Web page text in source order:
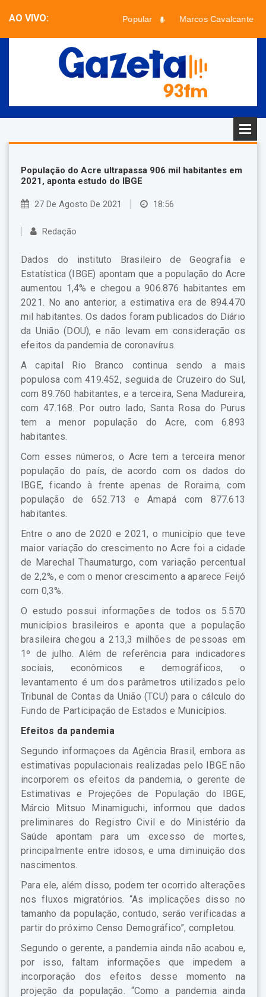
AO VIVO: Paradão Popular
Marcos Cavalcante
População do Acre ultrapassa 906 mil habitantes em
2021, aponta estudo do IBGE
27 De Agosto De 2021 18:56
Redação
Dados do instituto Brasileiro de Geografia e
Estatística (IBGE) apontam que a população do Acre
aumentou 1,4% e chegou a 906.876 habitantes em
2021. No ano anterior, a estimativa era de 894.470
mil habitantes. Os dados foram publicados do Diário
da União (DOU), e não levam em consideração os
efeitos da pandemia de coronavírus.
A capital Rio Branco continua sendo a mais
populosa com 419.452, seguida de Cruzeiro do Sul,
com 89.760 habitantes, e a terceira, Sena Madureira,
com 47.168. Por outro lado, Santa Rosa do Purus
tem a menor população do Acre, com 6.893
habitantes.
Com esses números, o Acre tem a terceira menor
população do país, de acordo com os dados do
IBGE, ficando à frente apenas de Roraima, com
população de 652.713 e Amapá com 877.613
habitantes.
Entre o ano de 2020 e 2021, o município que teve
maior variação do crescimento no Acre foi a cidade
de Marechal Thaumaturgo, com variação percentual
de 2,2%, e com o menor crescimento a aparece Feijó
com 0,3%.
O estudo possui informações de todos os 5.570
municípios brasileiros e aponta que a população
brasileira chegou a 213,3 milhões de pessoas em
1º de julho. Além de referência para indicadores
sociais, econômicos e demográficos, o
levantamento é um dos parâmetros utilizados pelo
Tribunal de Contas da União (TCU) para o cálculo do
Fundo de Participação de Estados e Municípios.
Efeitos da pandemia
Segundo informaçoes da Agência Brasil, embora as
estimativas populacionais realizadas pelo IBGE não
incorporem os efeitos da pandemia, o gerente de
Estimativas e Projeções de População do IBGE,
Márcio Mitsuo Minamiguchi, informou que dados
preliminares do Registro Civil e do Ministério da
Saúde apontam para um excesso de mortes,
principalmente entre idosos, e uma diminuição dos
nascimentos.
Para ele, além disso, podem ter ocorrido alterações
nos fluxos migratórios. “As implicações disso no
tamanho da população, contudo, serão verificadas a
partir do próximo Censo Demográfico”, completou.
Segundo o gerente, a pandemia ainda não acabou e,
por isso, faltam informações que impedem a
incorporação dos efeitos desse momento na
projeção da população. “Como a pandemia ainda